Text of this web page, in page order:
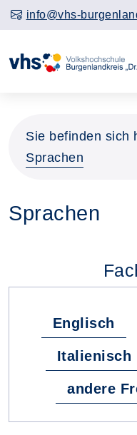
info@vhs-
Sie befinden sich
Sprachen
Sprachen
Englisch
Italienisch
andere